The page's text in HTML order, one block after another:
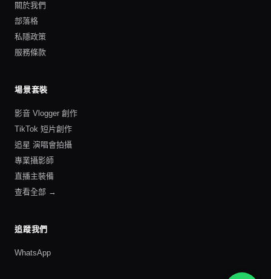
關於我們
部落格
私隱政策
服務條款
場景套裝
影音 Vlogger 創作
TikTok 短片創作
追星 演唱會拍攝
專業攝影師
直播主裝備
查看全部 →
追蹤我們
WhatsApp